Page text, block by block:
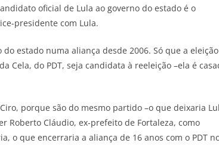
oficial de Lula ao governo do estado é o
presidente com Lula.
estado numa aliança desde 2006. Só que a eleição
Cela, do PDT, seja candidata à reeleição –ela é
porque são do mesmo partido –o que deixaria
Roberto Cláudio, ex-prefeito de Fortaleza, como
o que encerraria a aliança de 16 anos com o PDT